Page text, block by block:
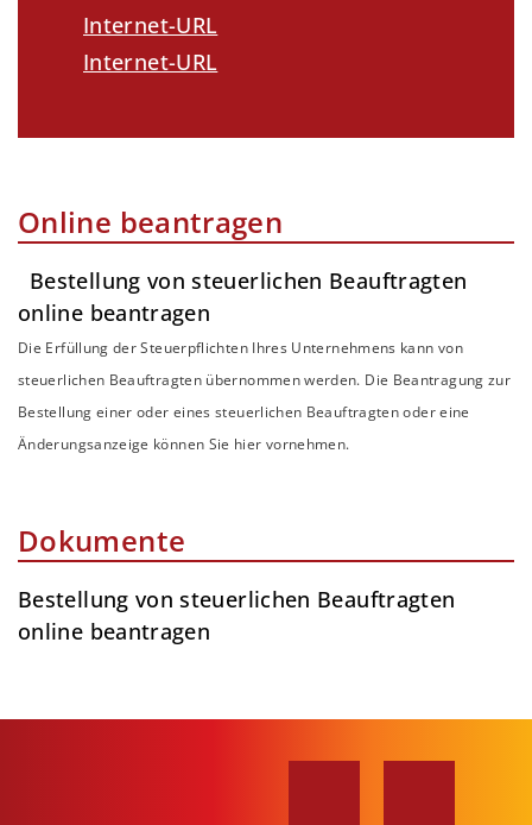
Internet-URL
Internet-URL
Online beantragen
Bestellung von steuerlichen Beauftragten
online beantragen
Die Erfüllung der Steuerpflichten Ihres Unternehmens kann von
steuerlichen Beauftragten übernommen werden. Die Beantragung zur
Bestellung einer oder eines steuerlichen Beauftragten oder eine
Änderungsanzeige können Sie hier vornehmen.
Dokumente
Bestellung von steuerlichen Beauftragten
online beantragen